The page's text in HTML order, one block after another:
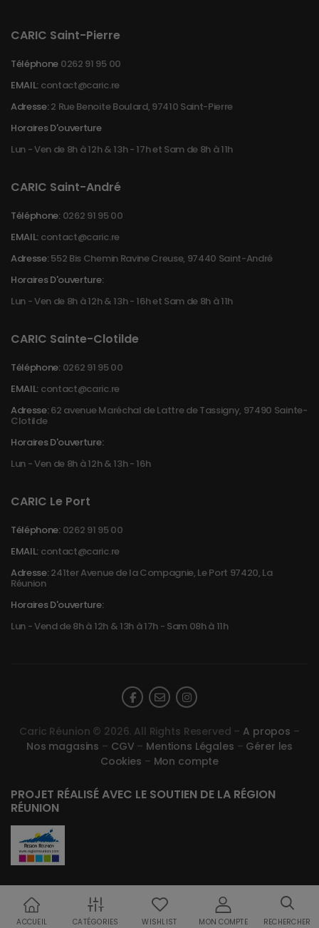
CARIC Saint-Pierre
Téléphone 0262 91 95 00
EMAIL: contact@caric.re
Adresse:2 Rue Benoite Boulard, 97410 Saint-Pierre
Horaires D'ouverture
Lun - Ven de 8h à 12h & 13h - 17h et Sam de 8h à 11h
CARIC Saint-André
Téléphone: 0262 91 95 00
EMAIL: contact@caric.re
Adresse:552 Bis Chemin Ravine Creuse, 97440 Saint-André
Horaires D'ouverture:
Lun - Ven de 8h à 12h & 13h - 16h et Sam de 8h à 11h
CARIC Sainte-Clotilde
Téléphone: 0262 91 95 00
EMAIL: contact@caric.re
Adresse:62 avenue Maréchal de Lattre de Tassigny, 97490 Sainte-
Clotilde
Horaires D'ouverture:
Lun - Ven de 8h à 12h & 13h - 16h
CARIC Le Port
Téléphone: 0262 91 95 00
EMAIL: contact@caric.re
Adresse:241ter Avenue de la Compagnie, Le Port 97420, La
Réunion
Horaires D'ouverture:
Lun - Vend de 8h à 12h & 13h à 17h - Sam 08h à 11h
Caric Réunion © 2026. All Rights Reserved – A propos –
Nos magasins – CGV – Mentions Légales – Gérer les
Cookies – Mon compte
PROJET RÉALISÉ AVEC LE SOUTIEN DE LA RÉGION
RÉUNION
ACCUEIL CATÉGORIES WISHLIST MON COMPTE RECHERCHER